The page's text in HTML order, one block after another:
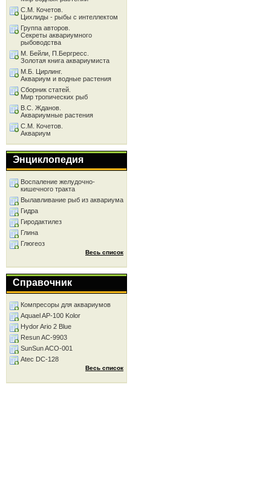
С.М. Кочетов.
Цихлиды - рыбы с интеллектом
Группа авторов.
Секреты аквариумного
рыбоводства
М. Бейли, П.Бергресс.
Золотая книга аквариумиста
М.Б. Цирлинг.
Аквариум и водные растения
Сборник статей.
Мир тропических рыб
В.С. Жданов.
Аквариумные растения
С.М. Кочетов.
Аквариум
Энциклопедия
Воспаление желудочно-
кишечного тракта
Вылавливание рыб из аквариума
Гидра
Гиродактилез
Глина
Глюгеоз
Весь список
Справочник
Компресоры для аквариумов
Aquael AP-100 Kolor
Hydor Ario 2 Blue
Resun AC-9903
SunSun ACO-001
Atec DC-128
Весь список